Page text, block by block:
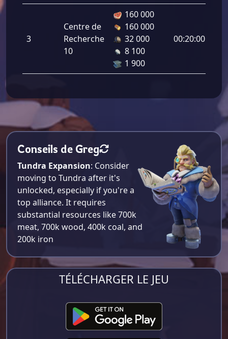
3
Centre de
Recherche
10
160 000
160 000
32 000
8 100
1 900
00:20:00
Conseils de Greg
Tundra Expansion: Consider
moving to Tundra after it's
unlocked, especially if you're a
top alliance. It requires
substantial resources like 700k
meat, 700k wood, 400k coal, and
200k iron​
TÉLÉCHARGER LE JEU